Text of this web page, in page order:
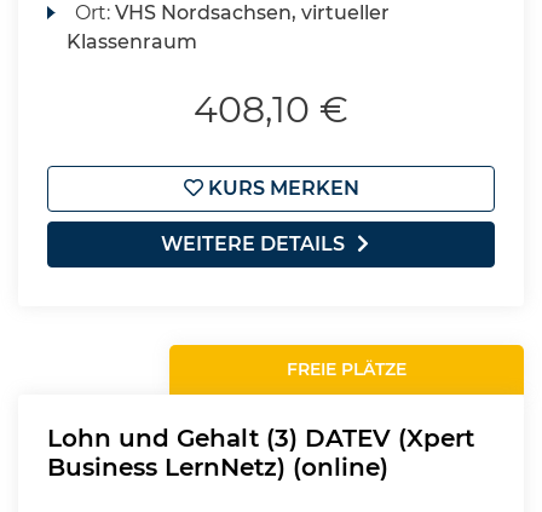
Ort:VHS Nordsachsen, virtueller
Klassenraum
408,10 €
KURS MERKEN
WEITERE DETAILS
FREIE PLÄTZE
Lohn und Gehalt (3) DATEV (Xpert
Business LernNetz) (online)